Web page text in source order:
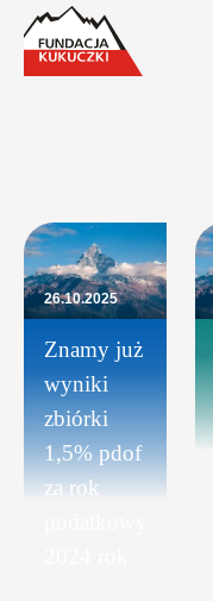
26.10.2025
Znamy już
wyniki
zbiórki
1,5% pdof
za rok